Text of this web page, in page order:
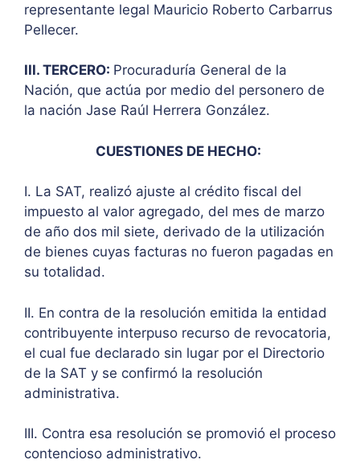
representante legal Mauricio Roberto Carbarrus
Pellecer.
III. TERCERO: Procuraduría General de la
Nación, que actúa por medio del personero de
la nación Jase Raúl Herrera González.
CUESTIONES DE HECHO:
I. La SAT, realizó ajuste al crédito fiscal del
impuesto al valor agregado, del mes de marzo
de año dos mil siete, derivado de la utilización
de bienes cuyas facturas no fueron pagadas en
su totalidad.
II. En contra de la resolución emitida la entidad
contribuyente interpuso recurso de revocatoria,
el cual fue declarado sin lugar por el Directorio
de la SAT y se confirmó la resolución
administrativa.
III. Contra esa resolución se promovió el proceso
contencioso administrativo.